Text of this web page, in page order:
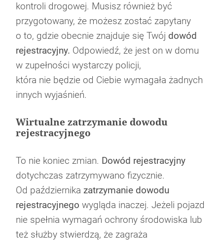
kontroli drogowej. Musisz również być
przygotowany, że możesz zostać zapytany
o to, gdzie obecnie znajduje się Twój dowód
rejestracyjny. Odpowiedź, że jest on w domu
w zupełności wystarczy policji,
która nie będzie od Ciebie wymagała żadnych
innych wyjaśnień.
Wirtualne zatrzymanie dowodu
rejestracyjnego
To nie koniec zmian. Dowód rejestracyjny
dotychczas zatrzymywano fizycznie.
Od października zatrzymanie dowodu
rejestracyjnego wygląda inaczej. Jeżeli pojazd
nie spełnia wymagań ochrony środowiska lub
też służby stwierdzą, że zagraża